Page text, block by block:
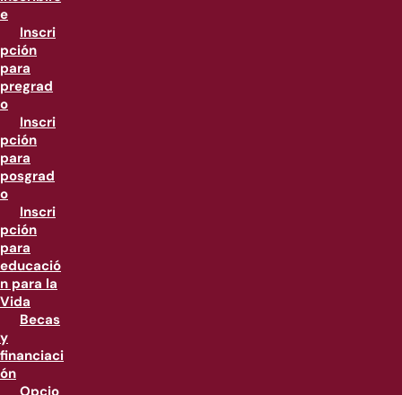
e
Inscri
pción
para
pregrad
o
Inscri
pción
para
posgrad
o
Inscri
pción
para
educació
n para la
Vida
Becas
y
financiaci
ón
Opcio